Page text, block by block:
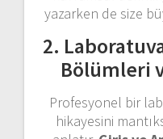
yazarken de size
2.
Bölümleri
Profesyonel bir
hikayesini